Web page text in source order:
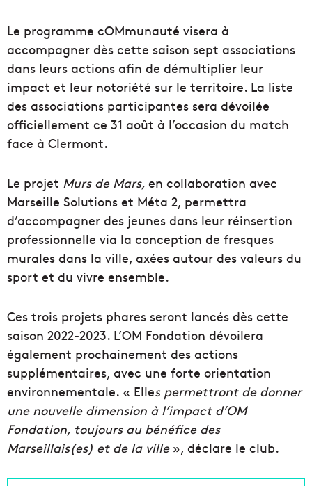
Le programme cOMmunauté visera à
accompagner dès cette saison sept associations
dans leurs actions afin de démultiplier leur
impact et leur notoriété sur le territoire. La liste
des associations participantes sera dévoilée
officiellement ce 31 août à l’occasion du match
face à Clermont.
Le projet Murs de Mars, en collaboration avec
Marseille Solutions et Méta 2, permettra
d’accompagner des jeunes dans leur réinsertion
professionnelle via la conception de fresques
murales dans la ville, axées autour des valeurs du
sport et du vivre ensemble.
Ces trois projets phares seront lancés dès cette
saison 2022-2023. L’OM Fondation dévoilera
également prochainement des actions
supplémentaires, avec une forte orientation
environnementale. « Elles permettront de donner
une nouvelle dimension à l’impact d’OM
Fondation, toujours au bénéfice des
Marseillais(es) et de la ville», déclare le club.